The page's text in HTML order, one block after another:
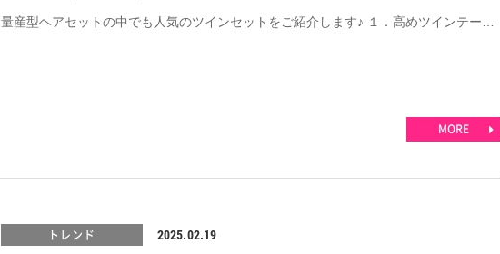
量産型ヘアセットの中でも人気のツインセットをご紹介します♪ １．高めツインテー…
MORE
トレンド 2025.02.19